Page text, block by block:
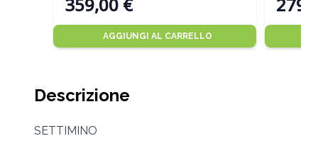
AGGIUNGI AL CARRELLO
Descrizione
SETTIMINO